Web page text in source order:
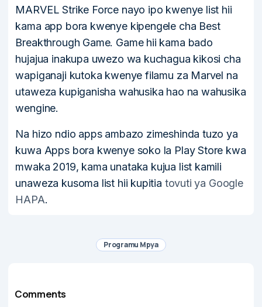
MARVEL Strike Force nayo ipo kwenye list hii
kama app bora kwenye kipengele cha Best
Breakthrough Game. Game hii kama bado
hujajua inakupa uwezo wa kuchagua kikosi cha
wapiganaji kutoka kwenye filamu za Marvel na
utaweza kupiganisha wahusika hao na wahusika
wengine.
Na hizo ndio apps ambazo zimeshinda tuzo ya
kuwa Apps bora kwenye soko la Play Store kwa
mwaka 2019, kama unataka kujua list kamili
unaweza kusoma list hii kupitia tovuti ya Google
HAPA.
Programu Mpya
Comments